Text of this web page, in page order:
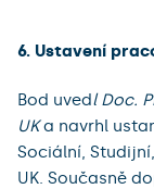
6. Ustavení
Bod uvedl Doc.
UKa navrhl
Sociální,
UK. Současně